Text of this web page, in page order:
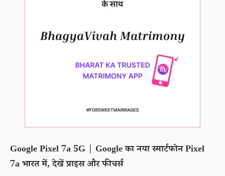
Google Pixel 7a 5G | Google का नया स्मार्टफोन Pixel
7a भारत में, देखें प्राइस और फीचर्स